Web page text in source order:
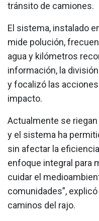
tránsito de camiones.
El sistema, instalado
mide polución,
agua y kilómetros
información, la
y focalizó las
impacto.
Actualmente se
y el sistema ha
sin afectar la
enfoque integral para
cuidar el
comunidades”, explicó
caminos del rajo.